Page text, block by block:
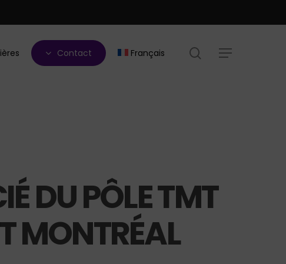
Contact Français search
Menu
DU PÔLE TMT
MONTRÉAL